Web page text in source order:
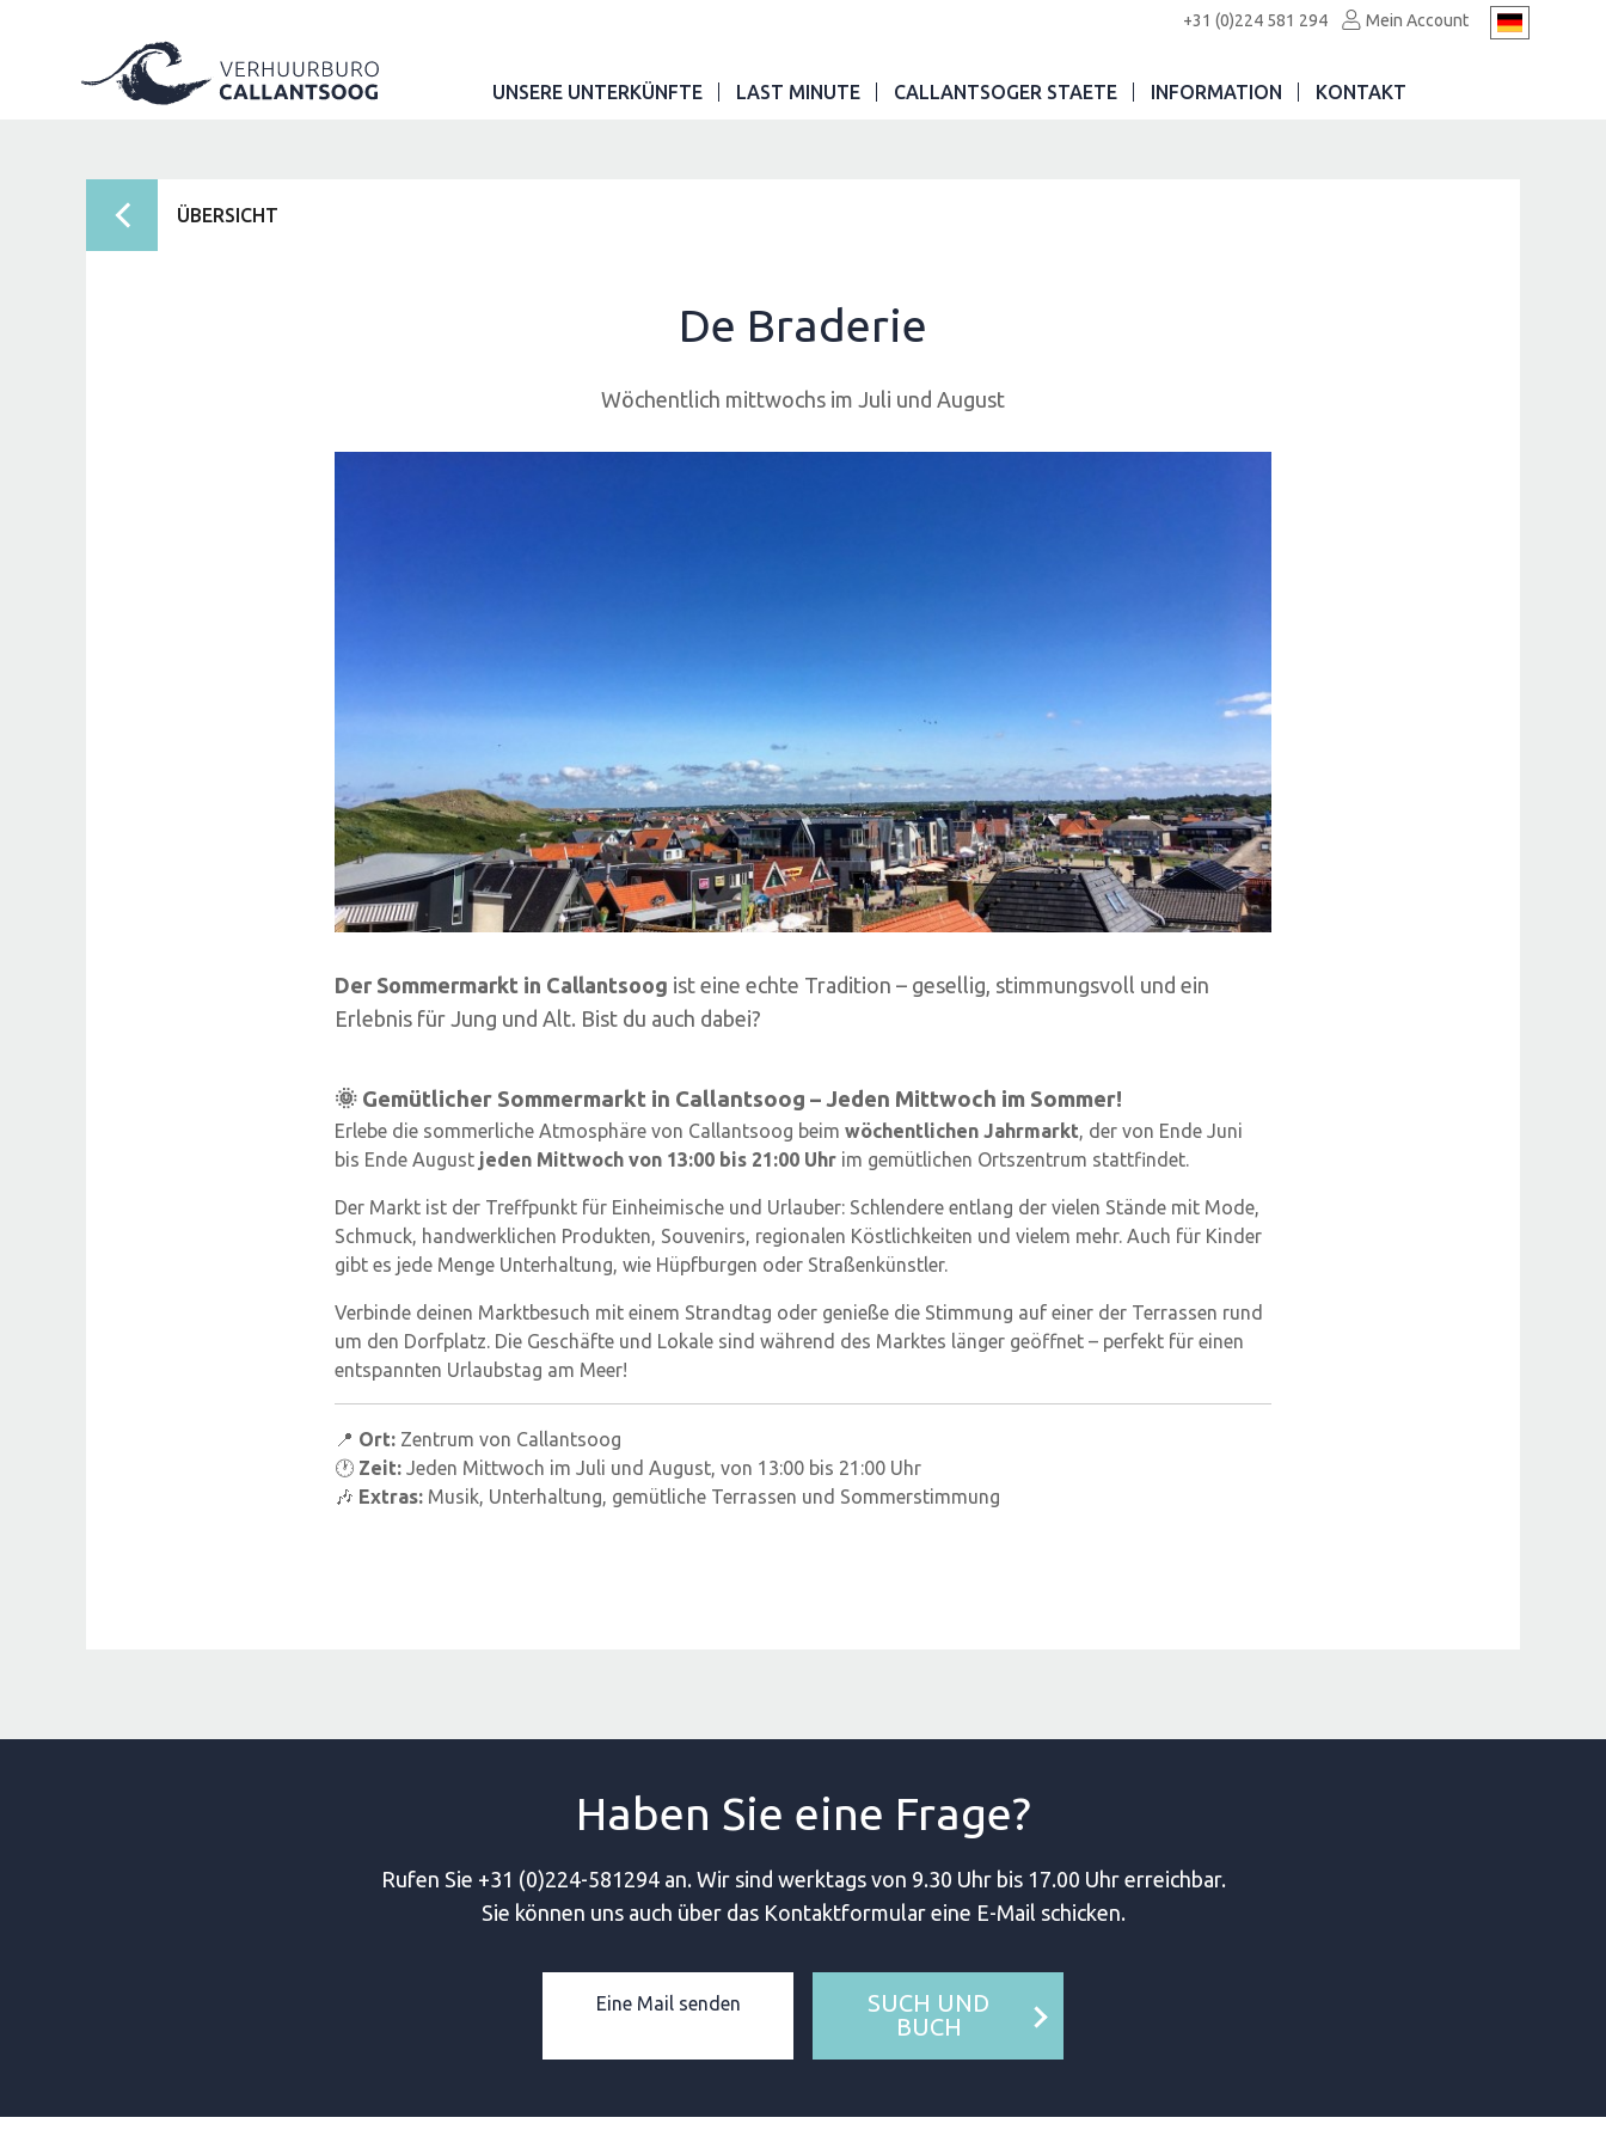
+31 (0)224 581 294 Mein Account
UNSERE UNTERKÜNFTE LAST MINUTE CALLANTSOGER STAETE INFORMATION KONTAKT
ÜBERSICHT
De Braderie
Wöchentlich mittwochs im Juli und August
Der Sommermarkt in Callantsoog ist eine echte Tradition – gesellig, stimmungsvoll und ein
Erlebnis für Jung und Alt. Bist du auch dabei?
🌞 Gemütlicher Sommermarkt in Callantsoog – Jeden Mittwoch im Sommer!
Erlebe die sommerliche Atmosphäre von Callantsoog beim wöchentlichen Jahrmarkt, der von Ende Juni
bis Ende August jeden Mittwoch von 13:00 bis 21:00 Uhr im gemütlichen Ortszentrum stattfindet.
Der Markt ist der Treffpunkt für Einheimische und Urlauber: Schlendere entlang der vielen Stände mit Mode,
Schmuck, handwerklichen Produkten, Souvenirs, regionalen Köstlichkeiten und vielem mehr. Auch für Kinder
gibt es jede Menge Unterhaltung, wie Hüpfburgen oder Straßenkünstler.
Verbinde deinen Marktbesuch mit einem Strandtag oder genieße die Stimmung auf einer der Terrassen rund
um den Dorfplatz. Die Geschäfte und Lokale sind während des Marktes länger geöffnet – perfekt für einen
entspannten Urlaubstag am Meer!
📍 Ort: Zentrum von Callantsoog
🕐 Zeit: Jeden Mittwoch im Juli und August, von 13:00 bis 21:00 Uhr
🎶 Extras: Musik, Unterhaltung, gemütliche Terrassen und Sommerstimmung
Haben Sie eine Frage?
Rufen Sie +31 (0)224-581294 an. Wir sind werktags von 9.30 Uhr bis 17.00 Uhr erreichbar.
Sie können uns auch über das Kontaktformular eine E-Mail schicken.
Eine Mail senden
SUCH UND
BUCH